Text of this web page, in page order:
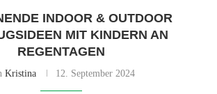
INDOOR & OUTDOOR
MIT KINDERN AN
REGENTAGEN
Kristina 12. September 2024